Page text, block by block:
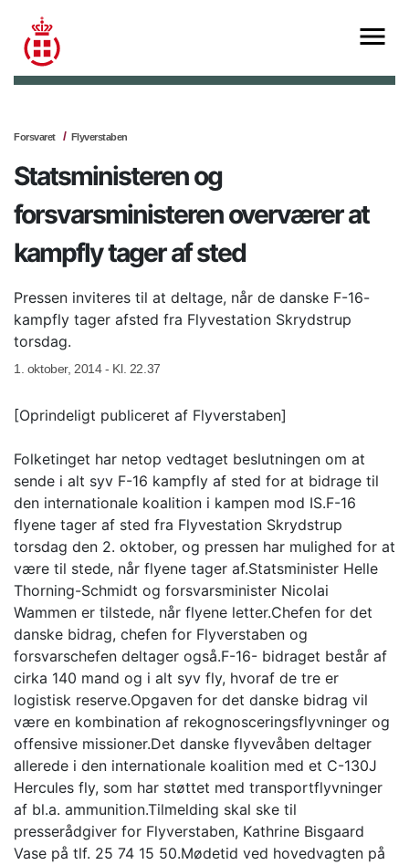
Forsvaret Flyverstaben
Statsministeren og
forsvarsministeren overværer at
kampfly tager af sted
Pressen inviteres til at deltage, når de danske F-16-
kampfly tager afsted fra Flyvestation Skrydstrup
torsdag.
1. oktober, 2014 - Kl. 22.37
[Oprindeligt publiceret af Flyverstaben]
Folketinget har netop vedtaget beslutningen om at
sende i alt syv F-16 kampfly af sted for at bidrage til
den internationale koalition i kampen mod IS.F-16
flyene tager af sted fra Flyvestation Skrydstrup
torsdag den 2. oktober, og pressen har mulighed for at
være til stede, når flyene tager af.Statsminister Helle
Thorning-Schmidt og forsvarsminister Nicolai
Wammen er tilstede, når flyene letter.Chefen for det
danske bidrag, chefen for Flyverstaben og
forsvarschefen deltager også.F-16- bidraget består af
cirka 140 mand og i alt syv fly, hvoraf de tre er
logistisk reserve.Opgaven for det danske bidrag vil
være en kombination af rekognosceringsflyvninger og
offensive missioner.Det danske flyvevåben deltager
allerede i den internationale koalition med et C-130J
Hercules fly, som har støttet med transportflyvninger
af bl.a. ammunition.Tilmelding skal ske til
presserådgiver for Flyverstaben, Kathrine Bisgaard
Vase på tlf. 25 74 15 50.Mødetid ved hovedvagten på